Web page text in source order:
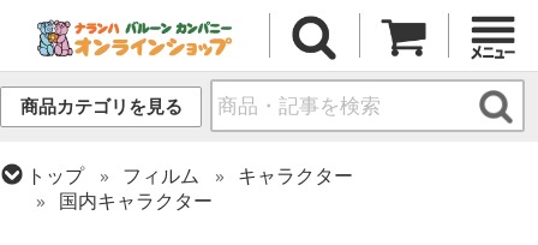
商品カテゴリを見る
トップ フィルム
キャラクター
国内キャラクター